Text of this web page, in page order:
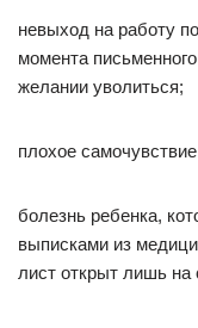
невыход на работу
момента
желании уволиться;
плохое
болезнь ребенка,
выписками из
лист открыт лишь